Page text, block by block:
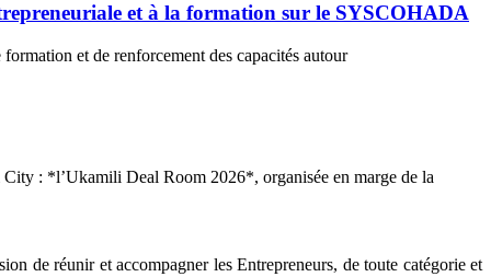
et à la formation sur le SYSCOHADA
et de renforcement des capacités autour
: *l’Ukamili Deal Room 2026*, organisée en marge de la
de réunir et accompagner les Entrepreneurs, de toute catégorie et